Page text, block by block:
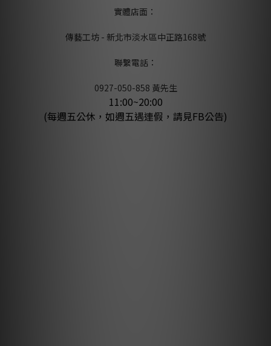
實體店面：
傳藝工坊 - 新北市淡水區中正路168號
聯繫電話：
0927-050-858 黃先生
11:00~20:00
(每週五公休，如週五遇連假，請見FB公告)